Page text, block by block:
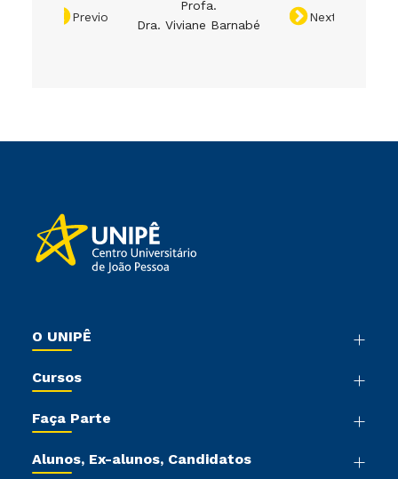
Profa.
Dra. Viviane Barnabé
Previous Next
O UNIPÊ
Sala de Imprensa
Sou Colaborador
Tour Presencial
Cursos
Pós-graduação
Cursos Livres
Faça Parte
Vestibular Múltipla Escolha
Alunos, Ex-alunos, Candidatos